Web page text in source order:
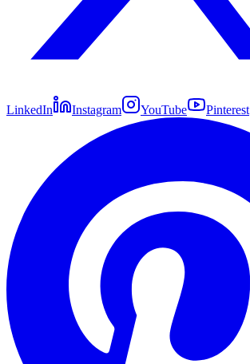
LinkedIn Instagram YouTube Pinterest